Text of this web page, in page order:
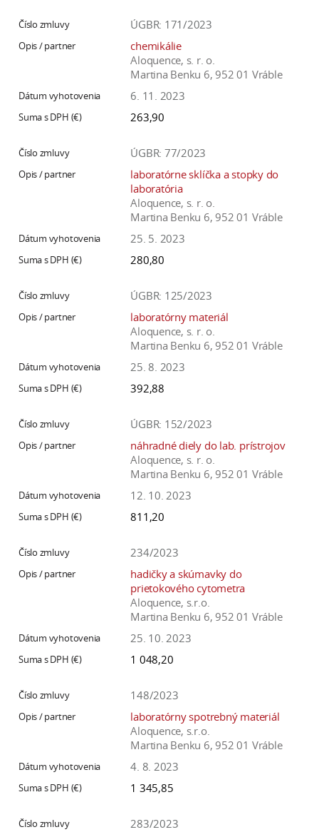
ÚGBR: 171/2023
chemikálie
Aloquence, s. r. o.
Martina Benku 6, 952 01 Vráble
6. 11. 2023
263,90
ÚGBR: 77/2023
laboratórne sklíčka a stopky do
laboratória
Aloquence, s. r. o.
Martina Benku 6, 952 01 Vráble
25. 5. 2023
280,80
ÚGBR: 125/2023
laboratórny materiál
Aloquence, s. r. o.
Martina Benku 6, 952 01 Vráble
25. 8. 2023
392,88
ÚGBR: 152/2023
náhradné diely do lab. prístrojov
Aloquence, s. r. o.
Martina Benku 6, 952 01 Vráble
12. 10. 2023
811,20
234/2023
hadičky a skúmavky do
prietokového cytometra
Aloquence, s.r.o.
Martina Benku 6, 952 01 Vráble
25. 10. 2023
1 048,20
148/2023
laboratórny spotrebný materiál
Aloquence, s.r.o.
Martina Benku 6, 952 01 Vráble
4. 8. 2023
1 345,85
283/2023